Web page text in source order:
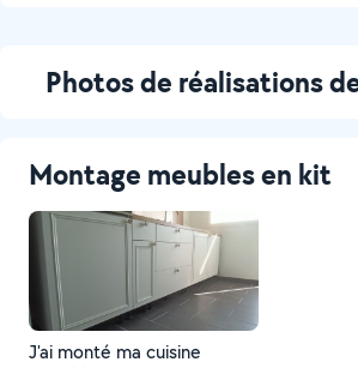
Photos de réalisations
Montage meubles en kit
J'ai monté ma cuisine